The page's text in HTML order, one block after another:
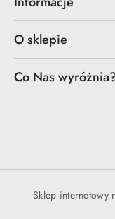
O sklepie
Co Nas
Sklep internetowy